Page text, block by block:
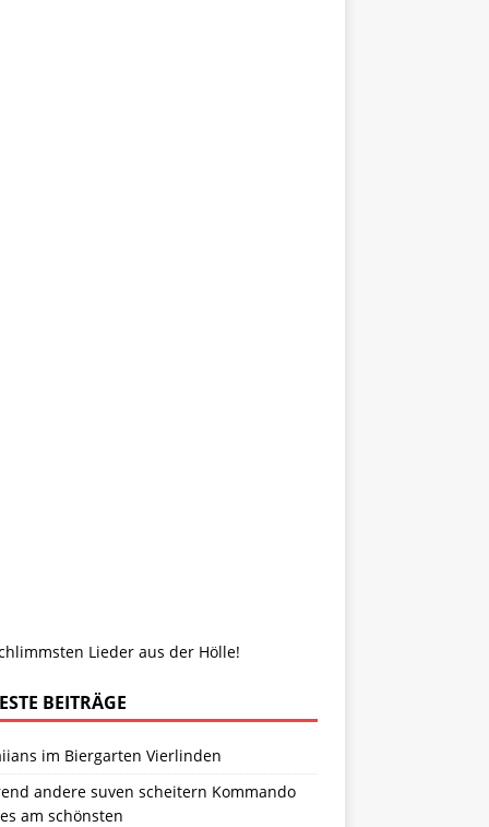
Lieder aus der Hölle!
BEITRÄGE
im Biergarten Vierlinden
andere suven scheitern Kommando
am schönsten